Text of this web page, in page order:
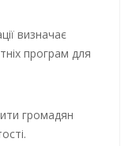
визначає
програм для
громадян